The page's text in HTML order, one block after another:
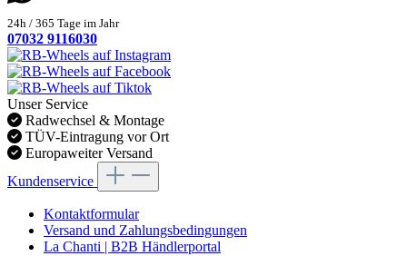
24h / 365 Tage im Jahr
07032 9116030
Unser Service
Radwechsel & Montage
TÜV-Eintragung vor Ort
Europaweiter Versand
Kundenservice
Kontaktformular
Versand und Zahlungsbedingungen
La Chanti | B2B Händlerportal